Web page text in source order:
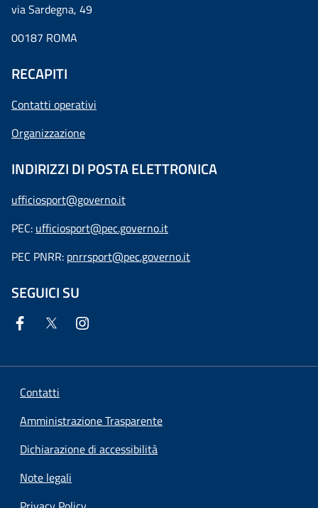
via Sardegna, 49
00187 ROMA
RECAPITI
Contatti operativi
Organizzazione
INDIRIZZI DI POSTA ELETTRONICA
ufficiosport@governo.it
PEC: ufficiosport@pec.governo.it
PEC PNRR: pnrrsport@pec.governo.it
SEGUICI SU
Contatti
Amministrazione Trasparente
Dichiarazione di accessibilità
Note legali